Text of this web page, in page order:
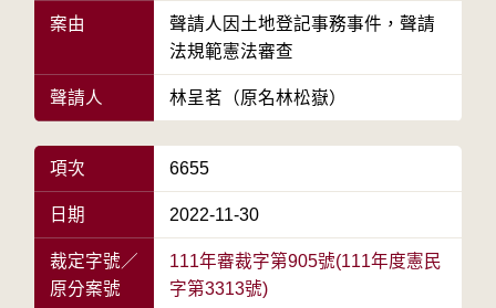
案由
聲請人因土地登記事務事件，聲請
法規範憲法審查
聲請人 林呈茗（原名林松嶽）
項次 6655
日期 2022-11-30
裁定字號／
原分案號
111年審裁字第905號(111年度憲民
字第3313號)